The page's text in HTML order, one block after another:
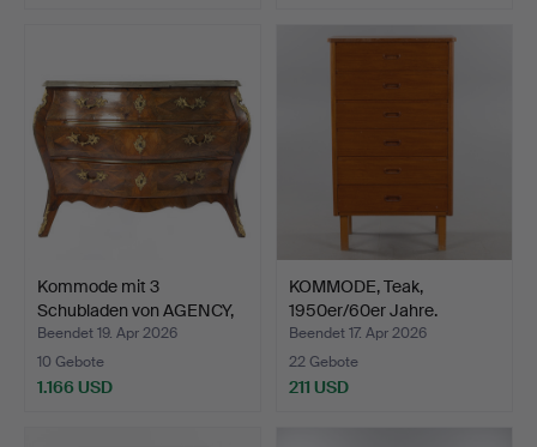
Kommode mit 3
Schubladen von AGENCY,
Rokok…
Beendet 19. Apr 2026
10 Gebote
1.166 USD
KOMMODE, Teak,
1950er/60er Jahre.
Beendet 17. Apr 2026
22 Gebote
211 USD